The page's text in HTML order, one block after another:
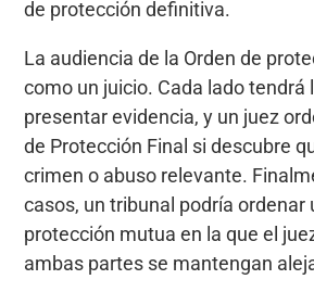
de protección definitiva.
La audiencia de la Orden de
como un juicio. Cada lado tendrá
presentar evidencia, y un juez
de Protección Final si descubre
crimen o abuso relevante.
casos, un tribunal podría ordenar
protección mutua en la que el
ambas partes se mantengan